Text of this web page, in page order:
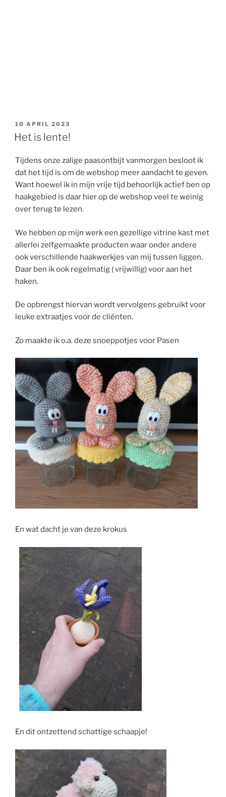
GEPLAATST
OP
10 APRIL 2023
Het is lente!
Tijdens onze zalige paasontbijt vanmorgen besloot ik
dat het tijd is om de webshop meer aandacht te geven.
Want hoewel ik in mijn vrije tijd behoorlijk actief ben op
haakgebied is daar hier op de webshop veel te weinig
over terug te lezen.
We hebben op mijn werk een gezellige vitrine kast met
allerlei zelfgemaakte producten waar onder andere
ook verschillende haakwerkjes van mij tussen liggen.
Daar ben ik ook regelmatig ( vrijwillig) voor aan het
haken.
De opbrengst hiervan wordt vervolgens gebruikt voor
leuke extraatjes voor de cliënten.
Zo maakte ik o.a. deze snoeppotjes voor Pasen
En wat dacht je van deze krokus
En dit ontzettend schattige schaapje!